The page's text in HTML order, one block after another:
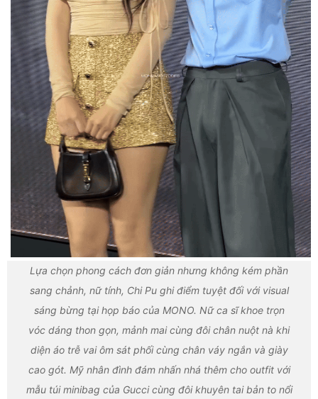
Lựa chọn phong cách đơn giản nhưng không kém phần
sang chảnh, nữ tính, Chi Pu ghi điểm tuyệt đối với visual
sáng bừng tại họp báo của MONO. Nữ ca sĩ khoe trọn
vóc dáng thon gọn, mảnh mai cùng đôi chân nuột nà khi
diện áo trễ vai ôm sát phối cùng chân váy ngắn và giày
cao gót. Mỹ nhân đình đám nhấn nhá thêm cho outfit với
mẫu túi minibag của Gucci cùng đôi khuyên tai bản to nổi